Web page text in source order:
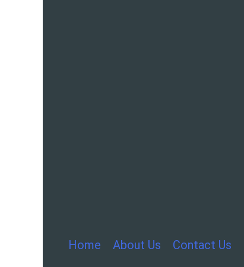
Home About Us Contact Us